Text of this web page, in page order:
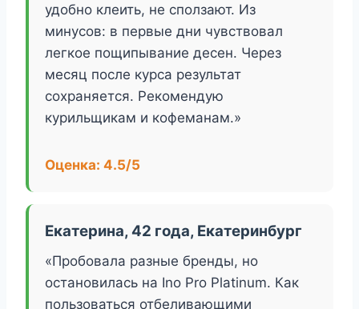
удобно клеить, не сползают. Из
минусов: в первые дни чувствовал
легкое пощипывание десен. Через
месяц после курса результат
сохраняется. Рекомендую
курильщикам и кофеманам.»
Оценка: 4.5/5
Екатерина, 42 года, Екатеринбург
«Пробовала разные бренды, но
остановилась на Ino Pro Platinum. Как
пользоваться отбеливающими